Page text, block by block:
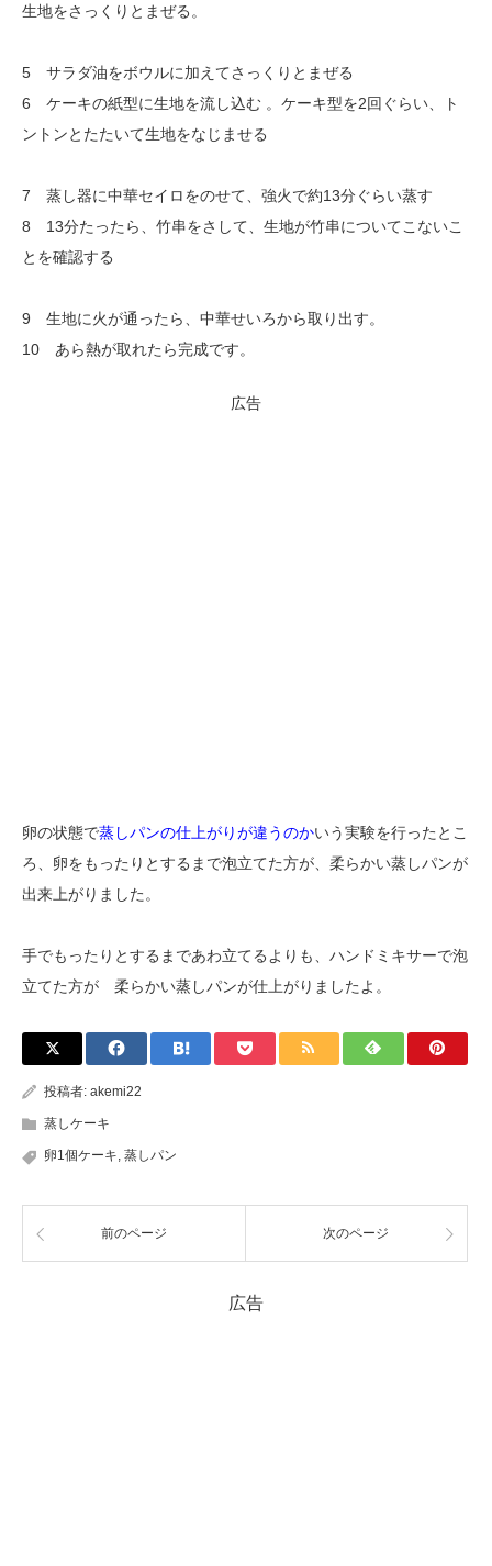
生地をさっくりとまぜる。
5 サラダ油をボウルに加えてさっくりとまぜる
6 ケーキの紙型に生地を流し込む 。ケーキ型を2回ぐらい、ト
ントンとたたいて生地をなじませる
7 蒸し器に中華セイロをのせて、強火で約13分ぐらい蒸す
8 13分たったら、竹串をさして、生地が竹串についてこないこ
とを確認する
9 生地に火が通ったら、中華せいろから取り出す。
10 あら熱が取れたら完成です。
広告
卵の状態で蒸しパンの仕上がりが違うのかいう実験を行ったとこ
ろ、卵をもったりとするまで泡立てた方が、柔らかい蒸しパンが
出来上がりました。
手でもったりとするまであわ立てるよりも、ハンドミキサーで泡
立てた方が 柔らかい蒸しパンが仕上がりましたよ。
投稿者: akemi22
蒸しケーキ
卵1個ケーキ 蒸しパン
前のページ 次のページ
広告